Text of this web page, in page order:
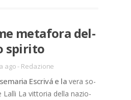
me­ta­fo­ra del­
spi­ri­to
ago- Redazione
Escri­vá e la vera so­
Lal­li La vit­to­ria del­la na­zio­